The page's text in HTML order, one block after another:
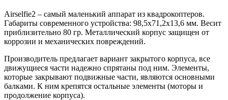
Airselfie2 – самый маленький аппарат из квадрокоптеров.
Габариты современного устройства: 98,5х71,2х13,6 мм. Весит
приблизительно 80 гр. Металлический корпус защищен от
коррозии и механических повреждений.
Производитель предлагает вариант закрытого корпуса, все
движущиеся части надежно спрятаны под ним. Элементы,
которые закрывают подвижные части, являются основными
балками. К ним крепятся остальные элементы (моторы и
продолжение корпуса).